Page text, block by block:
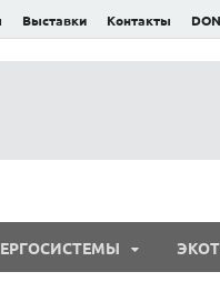
Выставки Контакты